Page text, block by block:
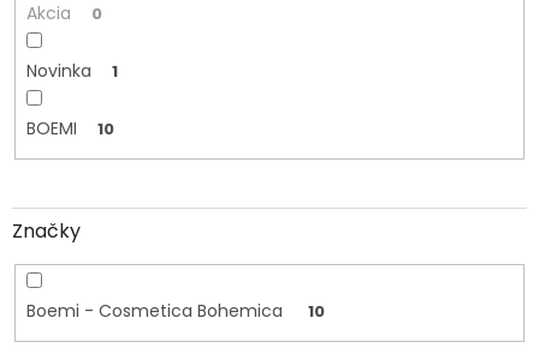
Akcia 0
Novinka 1
BOEMI 10
Značky
Boemi - Cosmetica Bohemica 10